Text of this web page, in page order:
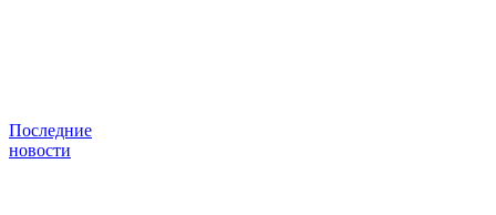
Последние
новости